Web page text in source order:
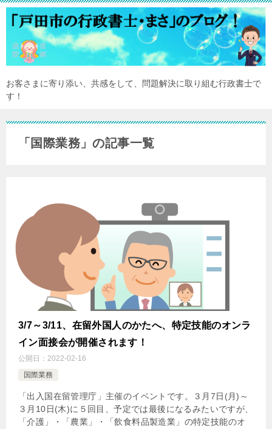
お客さまに寄り添い、共感をして、問題解決に取り組む行政書士で
す！
「国際業務」の記事一覧
3/7～3/11、在留外国人のかたへ、特定技能のオンラ
イン面接会が開催されます！
公開日： 2022-02-16
国際業務
「出入国在留管理庁」主催のイベントです。３月7日(月)～
３月10日(木)に５回目、予定では最後になるみたいですが、
「介護」・「農業」・「飲食料品製造業」の特定技能のオ